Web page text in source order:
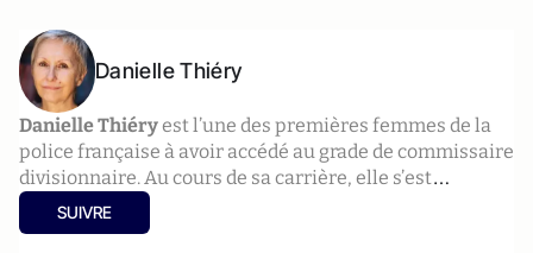
Danielle Thiéry
Danielle Thiéryest l’une des premières femmes de la
police française à avoir accédé au grade de commissaire
divisionnaire. Au cours de sa carrière, elle s’est
intéressée aux mineurs en danger en passant par la
police criminelle ou bien encore la lutte antiterroriste
SUIVRE